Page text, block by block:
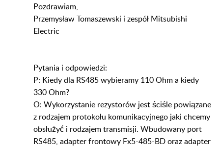
Pozdrawiam,
Przemysław Tomaszewski i zespół Mitsubishi
Electric
Pytania i odpowiedzi:
P: Kiedy dla RS485 wybieramy 110 Ohm a kiedy
330 Ohm?
O: Wykorzystanie rezystorów jest ściśle powiązane
z rodzajem protokołu komunikacyjnego jaki chcemy
obsłużyć i rodzajem transmisji. Wbudowany port
RS485, adapter frontowy Fx5-485-BD oraz adapter